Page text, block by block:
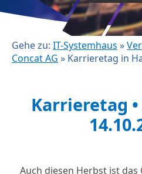
Gehe zu: IT-Systemhaus »
Concat AG » Karrieretag in
Karrieretag
Auch diesen Herbst ist das